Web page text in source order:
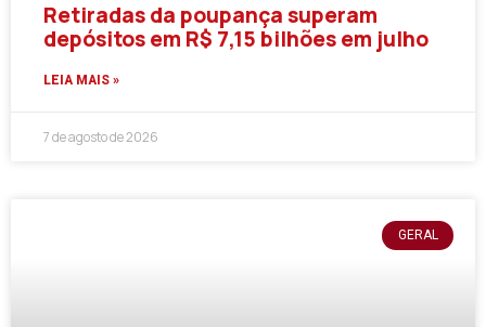
Retiradas da poupança superam
depósitos em R$ 7,15 bilhões em julho
LEIA MAIS »
7 de agosto de 2026
GERAL